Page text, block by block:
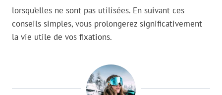
lorsqu’elles ne sont pas utilisées. En suivant ces
conseils simples, vous prolongerez significativement
la vie utile de vos fixations.